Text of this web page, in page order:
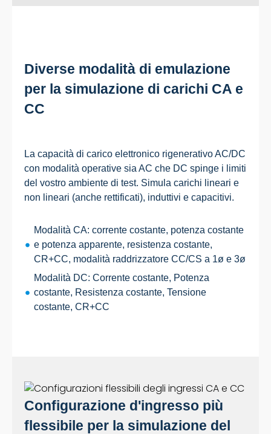
Diverse modalità di emulazione
per la simulazione di carichi CA e
CC
La capacità di carico elettronico rigenerativo AC/DC
con modalità operative sia AC che DC spinge i limiti
del vostro ambiente di test. Simula carichi lineari e
non lineari (anche rettificati), induttivi e capacitivi.
Modalità CA: corrente costante, potenza costante
e potenza apparente, resistenza costante,
CR+CC, modalità raddrizzatore CC/CS a 1ø e 3ø
Modalità DC: Corrente costante, Potenza
costante, Resistenza costante, Tensione
costante, CR+CC
Configurazione d'ingresso più
flessibile per la simulazione del